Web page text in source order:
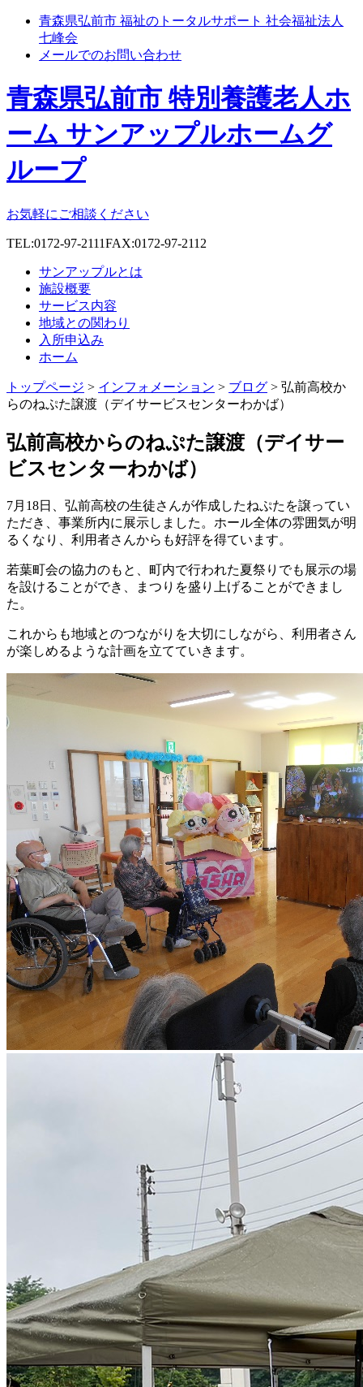
青森県弘前市 福祉のトータルサポート 社会福祉法人
七峰会
メールでのお問い合わせ
青森県弘前市 特別養護老人ホ
ーム サンアップルホームグ
ループ
お気軽にご相談ください
TEL:0172-97-2111FAX:0172-97-2112
サンアップルとは
施設概要
サービス内容
地域との関わり
入所申込み
ホーム
トップページ > インフォメーション > ブログ > 弘前高校か
らのねぷた譲渡（デイサービスセンターわかば）
弘前高校からのねぷた譲渡（デイサー
ビスセンターわかば）
7月18日、弘前高校の生徒さんが作成したねぷたを譲ってい
ただき、事業所内に展示しました。ホール全体の雰囲気が明
るくなり、利用者さんからも好評を得ています。
若葉町会の協力のもと、町内で行われた夏祭りでも展示の場
を設けることができ、まつりを盛り上げることができまし
た。
これからも地域とのつながりを大切にしながら、利用者さん
が楽しめるような計画を立てていきます。